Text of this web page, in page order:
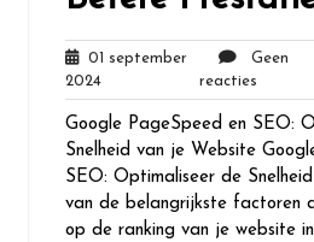
01 september
202401
september
2024
Geen
reacties
reacties
Google PageSpeed en SEO:
Snelheid van je Website
SEO: Optimaliseer de
van de belangrijkste factoren
op de ranking van je website